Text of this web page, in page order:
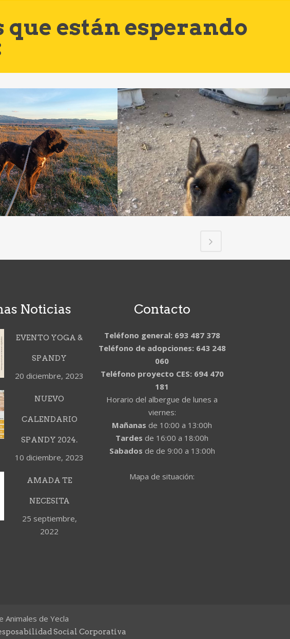
están esperando
Noticias
EVENTO YOGA &
SPANDY
20 diciembre, 2023
NUEVO
CALENDARIO
SPANDY 2024.
10 diciembre, 2023
AMADA TE
NECESITA
25 septiembre,
2022
Contacto
Teléfono general: 693 487 378
Teléfono de adopciones: 643 248
060
Teléfono proyecto CES: 694 470
181
Horario del albergue de lunes a
viernes:
Mañanas de 10:00 a 13:00h
Tardes de 16:00 a 18:00h
Sabados de de 9:00 a 13:00h
Mapa de situación:
de Yecla
Social Corporativa